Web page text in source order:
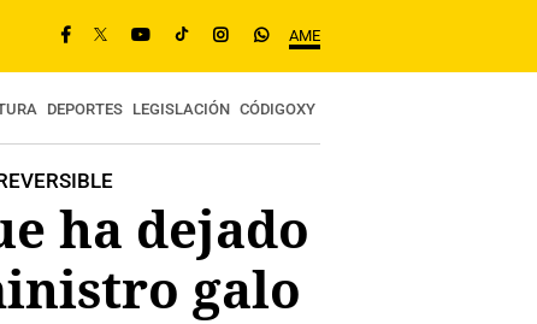
AME
DEPORTES LEGISLACIÓN CÓDIGOXY
ha dejado
galo